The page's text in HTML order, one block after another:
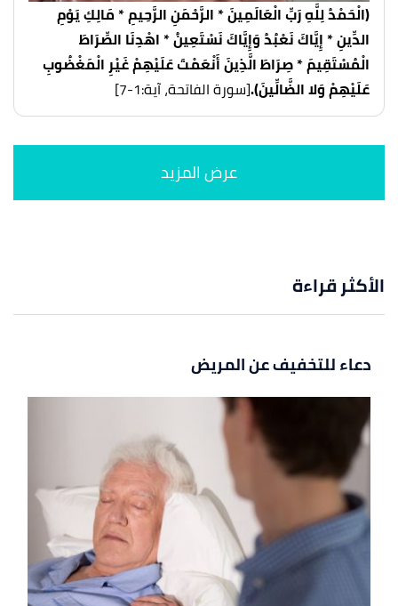
(الْحَمْدُ لِلَّهِ رَبِّ الْعَالَمِينَ * الرَّحْمَنِ الرَّحِيمِ * مَالِكِ يَوْمِ
الدِّينِ * إِيَّاكَ نَعْبُدُ وَإِيَّاكَ نَسْتَعِينُ * اهْدِنَا الصِّرَاطَ
الْمُسْتَقِيمَ * صِرَاطَ الَّذِينَ أَنْعَمْتَ عَلَيْهِمْ غَيْرِ الْمَغْضُوبِ
عَلَيْهِمْ وَلا الضَّالِّينَ).[سورة الفاتحة، آية:1-7]
الأكثر قراءة
دعاء للتخفيف عن المريض